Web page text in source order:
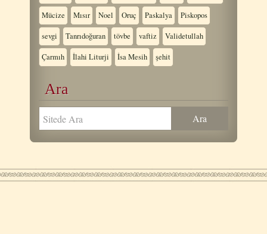
Mücize Mısır Noel Oruç Paskalya Piskopos
sevgi Tanrıdoğuran tövbe vaftiz Validetullah
Çarmıh İlahi Liturji İsa Mesih şehit
Ara